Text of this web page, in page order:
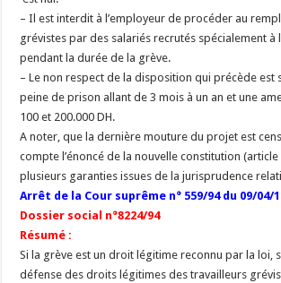
– Il est interdit à l’employeur de procéder au
grévistes par des salariés recrutés spécialement à
pendant la durée de la grève.
– Le non respect de la disposition qui précède est
peine de prison allant de 3 mois à un an et une
100 et 200.000 DH.
A noter, que la dernière mouture du projet est
compte l’énoncé de la nouvelle constitution (article
plusieurs garanties issues de la jurisprudence
Arrêt de la Cour suprême n° 559/94 du 09/04/
Dossier social n°8224/94
Résumé :
Si la grève est un droit légitime reconnu par la loi,
défense des droits légitimes des travailleurs